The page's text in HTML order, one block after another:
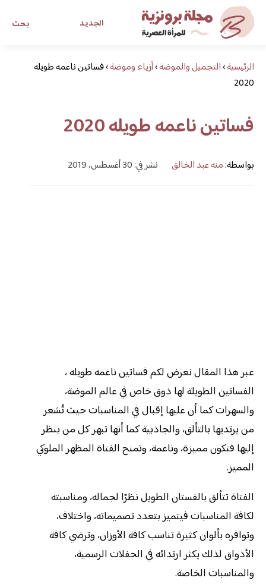
بحث الجديد
مجلة برونزية للفتاة العصريةالرئيسية›التجميل والموضة›أزياء وموضة›فساتين ناعمه طويله
2020
فساتين ناعمه طويله 2020
بواسطة:منه عبد الخالق نشر في: 30 أغسطس، 2019
عبر هذا المقال نعرض لكم فساتين ناعمه طويله ،
الفساتين الطويلة لها ذوق خاص في عالم الموضة،
والسهرات كما أن عليها إقبال في المناسبات حيث تُشعر
من يرتديها بالتألق، والجاذبية كما أنها تبهر كل من ينظر
إليها فتكون مميزة، وناعمة، وتمنح الفتاة المظهر الملوكي
المميز.
الفتاة تتألق بالفستان الطويل نظرًا لجماله، ومناسبته
لكافة المناسبات فيتميز بتعدد تصميماته، واختلاف،
وتوافره بألوان كثيرة تناسب كافة الأوزان، وترضي كافة
الأذواق لذلك يكثر ارتدائه في الحفلات الرسمية،
والمناسبات الخاصة.